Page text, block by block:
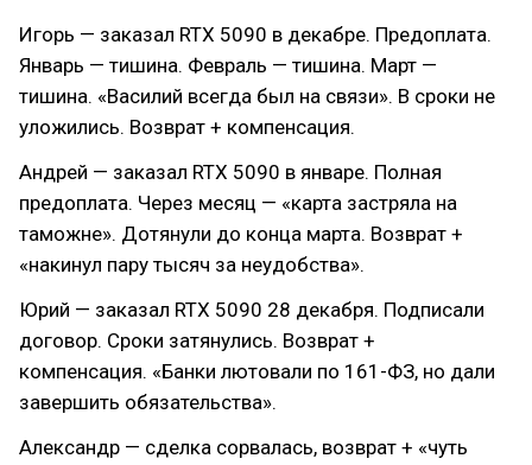
Игорь — заказал RTX 5090 в декабре. Предоплата.
Январь — тишина. Февраль — тишина. Март —
тишина. «Василий всегда был на связи». В сроки не
уложились. Возврат + компенсация.
Андрей — заказал RTX 5090 в январе. Полная
предоплата. Через месяц — «карта застряла на
таможне». Дотянули до конца марта. Возврат +
«накинул пару тысяч за неудобства».
Юрий — заказал RTX 5090 28 декабря. Подписали
договор. Сроки затянулись. Возврат +
компенсация. «Банки лютовали по 161-ФЗ, но дали
завершить обязательства».
Александр — сделка сорвалась, возврат + «чуть